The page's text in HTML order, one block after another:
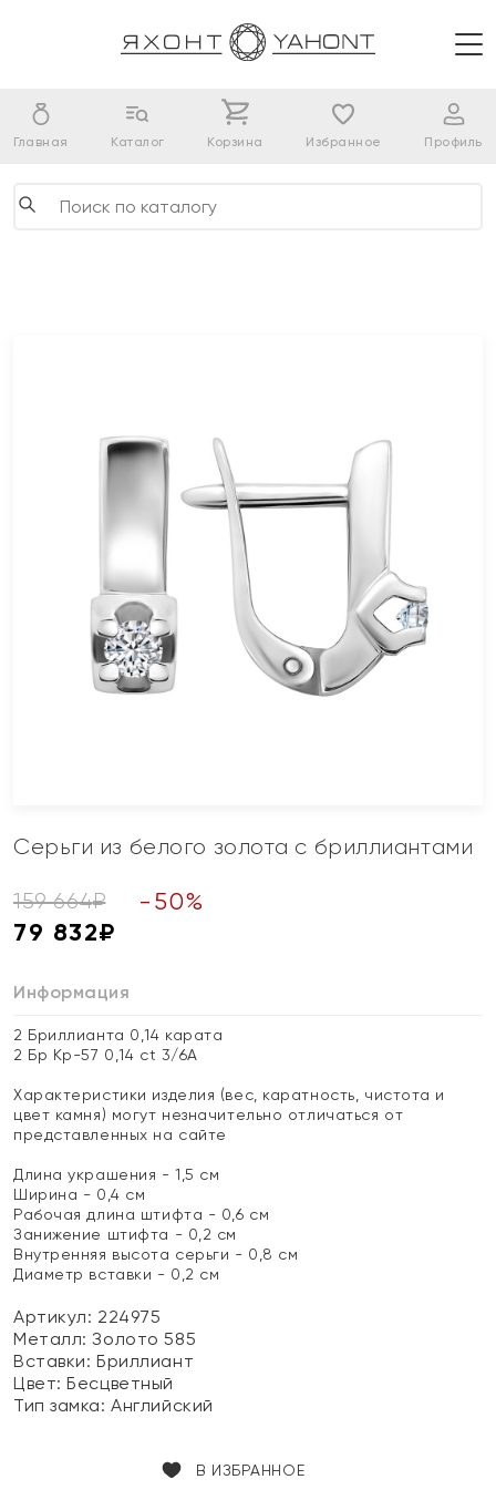
Главная Каталог Корзина Избранное Профиль
Серьги из белого золота с бриллиантами
159 664₽ - 50%
79 832₽
Информация
2 Бриллианта 0,14 карата
2 Бр Кр-57 0,14 ct 3/6А
Характеристики изделия (вес, каратность, чистота и
цвет камня) могут незначительно отличаться от
представленных на сайте
Длина украшения - 1,5 см
Ширина - 0,4 см
Рабочая длина штифта - 0,6 см
Занижение штифта - 0,2 см
Внутренняя высота серьги - 0,8 см
Диаметр вставки - 0,2 см
Артикул: 224975
Металл:Золото 585
Вставки:Бриллиант
Цвет:Бесцветный
Тип замка:Английский
В ИЗБРАННОЕ